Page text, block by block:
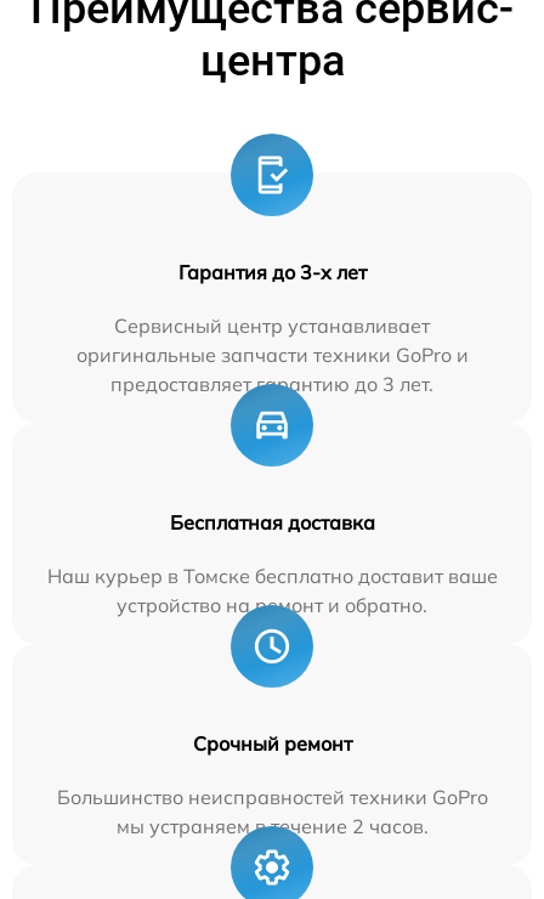
центра
Гарантия до 3-х лет
Сервисный центр устанавливает
оригинальные запчасти техники GoPro и
предоставляет гарантию до 3 лет.
Бесплатная доставка
Наш курьер в Томске бесплатно доставит ваше
устройство на ремонт и обратно.
Срочный ремонт
Большинство неисправностей техники GoPro
мы устраняем в течение 2 часов.